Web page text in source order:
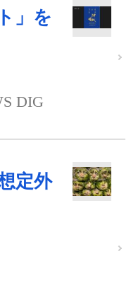
」を
DIG
定外